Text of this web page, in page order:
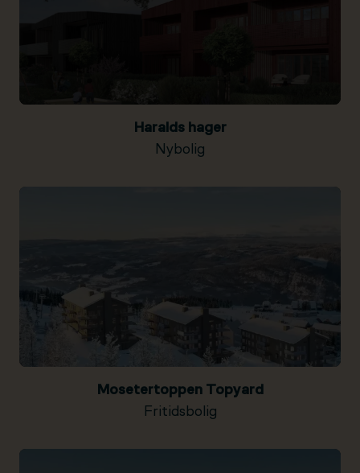
Haralds hager
Nybolig
Mosetertoppen Topyard
Fritidsbolig